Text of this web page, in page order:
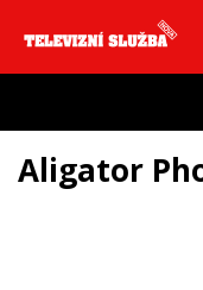
Vzhledem k aktuální
Aligator